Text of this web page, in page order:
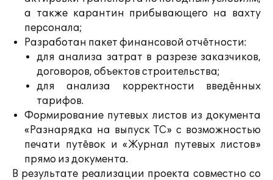
а также карантин прибывающего на вахту
персонала;
Разработан пакет финансовой отчётности:
для анализа затрат в разрезе заказчиков,
договоров, объектов строительства;
для анализа корректности введённых
тарифов.
Формирование путевых листов из документа
«Разнарядка на выпуск ТС» с возможностью
печати путёвок и «Журнал путевых листов»
прямо из документа.
В результате реализации проекта совместно со